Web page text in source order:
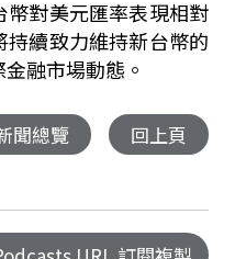
對美元匯率表現相對
續致力維持新台幣的
融市場動態。
聞總覽 回上頁